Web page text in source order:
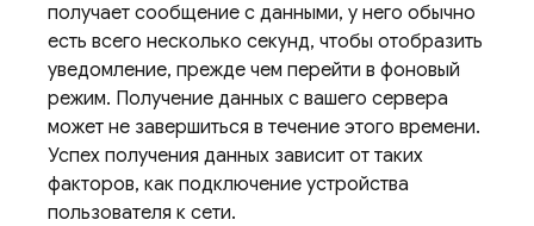
получает сообщение с данными, у него обычно
есть всего несколько секунд, чтобы отобразить
уведомление, прежде чем перейти в фоновый
режим. Получение данных с вашего сервера
может не завершиться в течение этого времени.
Успех получения данных зависит от таких
факторов, как подключение устройства
пользователя к сети.